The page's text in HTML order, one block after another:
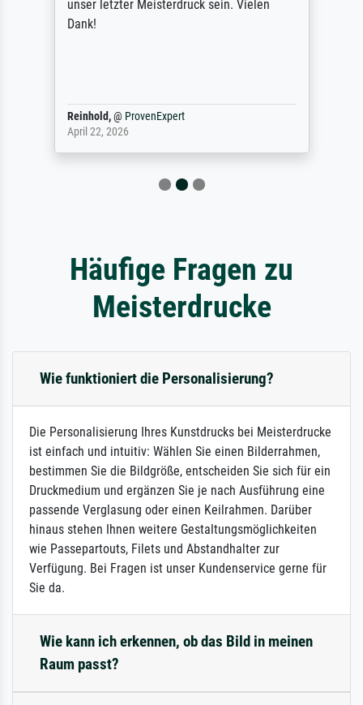
unser letzter Meisterdruck sein. Vielen
Dank!
Reinhold,@ ProvenExpert
April 22, 2026
Häufige Fragen zu
Meisterdrucke
Wie funktioniert die Personalisierung?
Die Personalisierung Ihres Kunstdrucks bei Meisterdrucke
ist einfach und intuitiv: Wählen Sie einen Bilderrahmen,
bestimmen Sie die Bildgröße, entscheiden Sie sich für ein
Druckmedium und ergänzen Sie je nach Ausführung eine
passende Verglasung oder einen Keilrahmen. Darüber
hinaus stehen Ihnen weitere Gestaltungsmöglichkeiten
wie Passepartouts, Filets und Abstandhalter zur
Verfügung. Bei Fragen ist unser Kundenservice gerne für
Sie da.
Wie kann ich erkennen, ob das Bild in meinen
Raum passt?